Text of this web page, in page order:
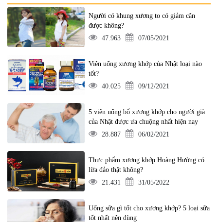
Người có khung xương to có giảm cân
được không?
47.963
07/05/2021
Viên uống xương khớp của Nhật loại nào
tốt?
40.025
09/12/2021
5 viên uống bổ xương khớp cho người già
của Nhật được ưa chuộng nhất hiện nay
28.887
06/02/2021
Thực phẩm xương khớp Hoàng Hường có
lừa đảo thật không?
21.431
31/05/2022
Uống sữa gì tốt cho xương khớp? 5 loại sữa
tốt nhất nên dùng